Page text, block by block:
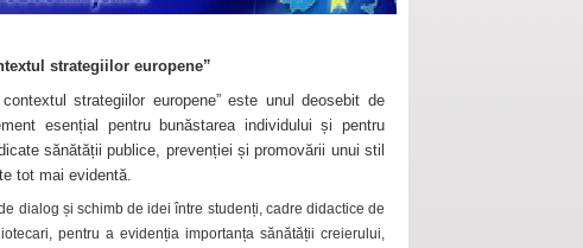
strategiilor europene”
strategiilor europene” este unul deosebit de
esențial pentru bunăstarea individului și pentru
sănătății publice, prevenției și promovării unui stil
tot mai evidentă.
dialog și schimb de idei între studenți, cadre didactice de
pentru a evidenția importanța sănătății creierului,